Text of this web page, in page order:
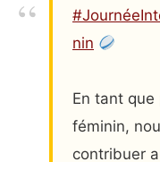
nin
En tant
féminin,
contribuer